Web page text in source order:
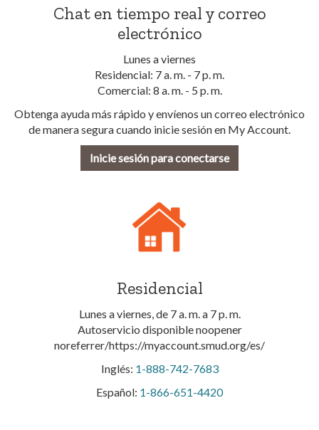
Chat en tiempo real y correo
electrónico
Lunes a viernes
Residencial: 7 a. m. - 7 p. m.
Comercial: 8 a. m. - 5 p. m.
Obtenga ayuda más rápido y envíenos un correo electrónico
de manera segura cuando inicie sesión en My Account.
Inicie sesión para conectarse
Residencial
Lunes a viernes, de 7 a. m. a 7 p. m.
Autoservicio disponible noopener
noreferrer/https://myaccount.smud.org/es/
Inglés: 1-888-742-7683
Español: 1-866-651-4420